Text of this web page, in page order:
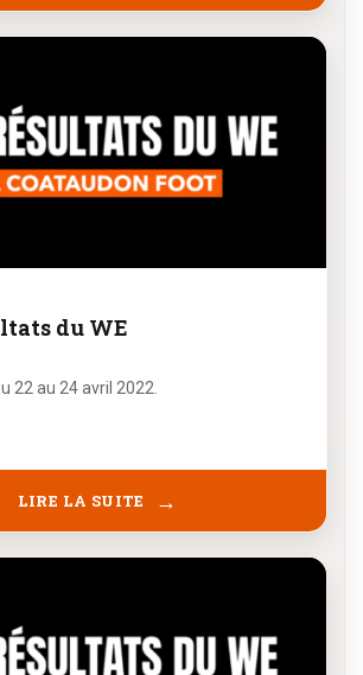
du WE
22 au 24 avril 2022.
LIRE LA SUITE